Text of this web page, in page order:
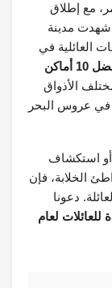
مع إطلاق
شهدت مدينة
العائلية في
أفضل 10 أماكن
الأذواق
في عروس البحر
أو استكشاف
الخلابة، فإن
دعونا
للعائلات لعام